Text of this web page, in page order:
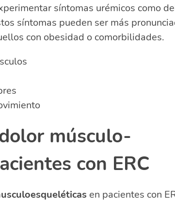
síntomas urémicos como
síntomas pueden ser más
con obesidad o comorbilidades.
músculo-
con ERC
en pacientes con